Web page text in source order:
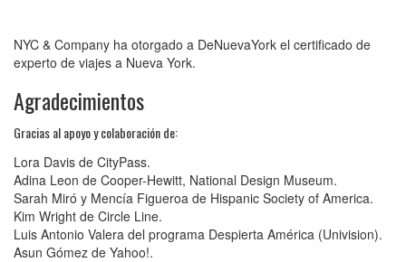
NYC & Company ha otorgado a DeNuevaYork el certificado de
experto de viajes a Nueva York.
Agradecimientos
Gracias al apoyo y colaboración de:
Lora Davis de CityPass.
Adina Leon de Cooper-Hewitt, National Design Museum.
Sarah Miró y Mencía Figueroa de Hispanic Society of America.
Kim Wright de Circle Line.
Luis Antonio Valera del programa Despierta América (Univision).
Asun Gómez de Yahoo!.